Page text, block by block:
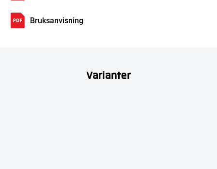
Bruksanvisning
Varianter